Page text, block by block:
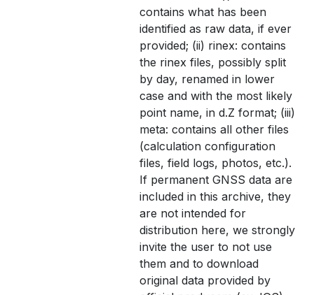
contains what has been
identified as raw data, if ever
provided; (ii) rinex: contains
the rinex files, possibly split
by day, renamed in lower
case and with the most likely
point name, in d.Z format; (iii)
meta: contains all other files
(calculation configuration
files, field logs, photos, etc.).
If permanent GNSS data are
included in this archive, they
are not intended for
distribution here, we strongly
invite the user to not use
them and to download
original data provided by